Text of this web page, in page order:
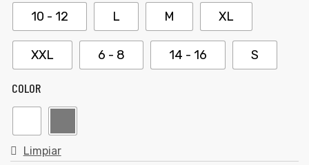
10 - 12 L M XL
XXL 6 - 8 14 - 16 S
COLOR
Limpiar